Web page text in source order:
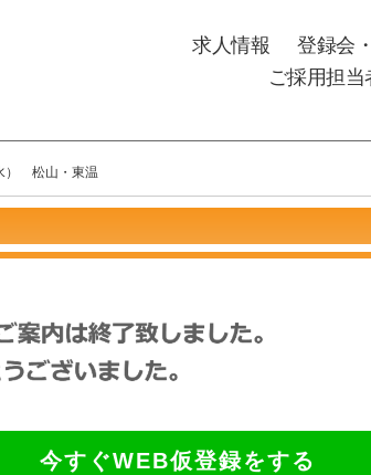
求人情報 登録会
ご採用担当
松山・東温
今すぐWEB仮登録をする